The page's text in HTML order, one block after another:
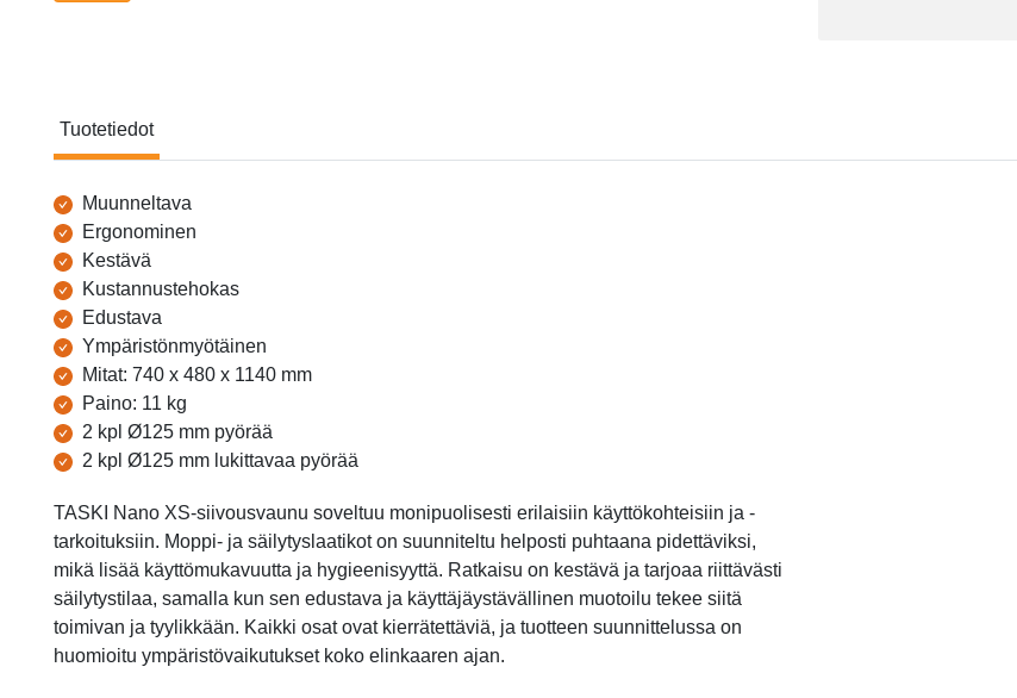
Tuotetiedot
Tuotetiedot
Muunneltava
Ergonominen
Kestävä
Kustannustehokas
Edustava
Ympäristönmyötäinen
Mitat: 740 x 480 x 1140 mm
Paino: 11 kg
2 kpl Ø125 mm pyörää
2 kpl Ø125 mm lukittavaa pyörää
TASKI Nano XS-siivousvaunu soveltuu monipuolisesti erilaisiin käyttökohteisiin ja -
tarkoituksiin. Moppi- ja säilytyslaatikot on suunniteltu helposti puhtaana pidettäviksi,
mikä lisää käyttömukavuutta ja hygieenisyyttä. Ratkaisu on kestävä ja tarjoaa riittävästi
säilytystilaa, samalla kun sen edustava ja käyttäjäystävällinen muotoilu tekee siitä
toimivan ja tyylikkään. Kaikki osat ovat kierrätettäviä, ja tuotteen suunnittelussa on
huomioitu ympäristövaikutukset koko elinkaaren ajan.